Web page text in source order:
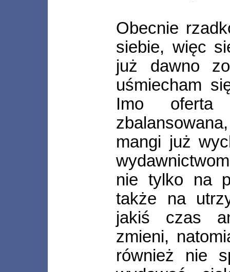
Obecnie
siebie, więc
już dawno
uśmiecham
Imo oferta
mangi już
nie tylko na
także na
jakiś czas
zmieni,
również nie